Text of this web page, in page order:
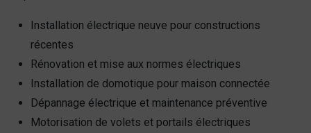
Installation électrique neuve pour constructions
récentes
Rénovation et mise aux normes électriques
Installation de domotique pour maison connectée
Dépannage électrique et maintenance préventive
Motorisation de volets et portails électriques